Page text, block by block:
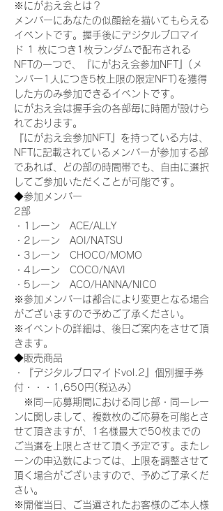
※にがおえ会とは？
メンバーにあなたの似顔絵を描いてもらえる
イベントです。握手後にデジタルブロマイ
ド 1 枚につき1枚ランダムで配布される
NFTの一つで、『にがおえ会参加NFT』(メ
ンバー1人につき5枚上限の限定NFT)を獲得
した方のみ参加できるイベントです。
にがおえ会は握手会の各部毎に時間が設けら
れております。
『にがおえ会参加NFT』を持っている方は、
NFTに記載されているメンバーが参加する部
であれば、どの部の時間帯でも、自由に選択
してご参加いただくことが可能です。
◆参加メンバー
2部
・1レーン　ACE/ALLY
・2レーン　AOI/NATSU
・3レーン　CHOCO/MOMO
・4レーン　COCO/NAVI
・5レーン　ACO/HANNA/NICO
※参加メンバーは都合により変更となる場合
がございますので予めご了承ください。
※イベントの詳細は、後日ご案内をさせて頂
きます。
◆販売商品
・『デジタルブロマイドvol.2』個別握手券
付・・・1,650円(税込み)
※同一応募期間における同じ部・同一レー
ンに関しまして、複数枚のご応募を可能とさ
せて頂きますが、1名様最大で50枚までの
ご当選を上限とさせて頂く予定です。またレ
ーンの申込数によっては、上限を調整させて
頂く場合がございますので、予めご了承くだ
さい。
※開催当日、ご当選されたお客様のご本人様